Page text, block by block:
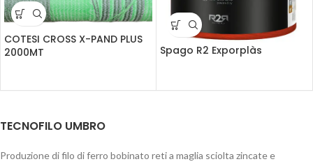
COTESI CROSS X-PAND PLUS
2000MT
Spago R2 Exporplàs
TECNOFILO UMBRO
Produzione di filo di ferro bobinato reti a maglia sciolta zincate e